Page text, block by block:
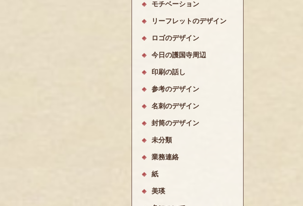
モチベーション
リーフレットのデザイン
ロゴのデザイン
今日の護国寺周辺
印刷の話し
参考のデザイン
名刺のデザイン
封筒のデザイン
未分類
業務連絡
紙
美瑛